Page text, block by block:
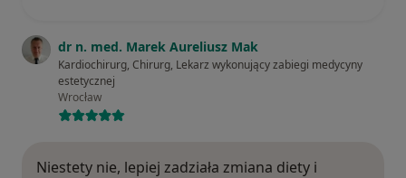
dr n. med. Marek Aureliusz Mak
Kardiochirurg, Chirurg, Lekarz wykonujący zabiegi medycyny
estetycznej
Wrocław
Niestety nie, lepiej zadziała zmiana diety i